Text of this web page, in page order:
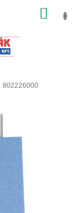
KOSÁR
802226000